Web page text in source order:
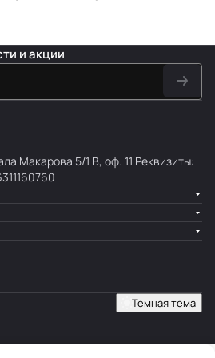
и акции
Макарова 5/1 В, оф. 11 Реквизиты:
Темная тема